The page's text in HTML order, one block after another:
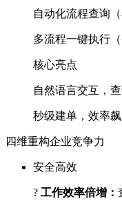
自动化流程查询
多流程一键执行
核心亮点
自然语言交互
秒级建单，效率
四维重构企业竞争力
安全高效
? 工作效率倍增：